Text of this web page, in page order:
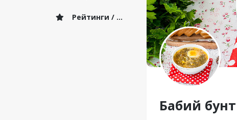
Рейтинги / Отзывы
Бабий бунт